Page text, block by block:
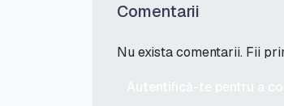
Comentarii
Nu exista comentarii. Fii